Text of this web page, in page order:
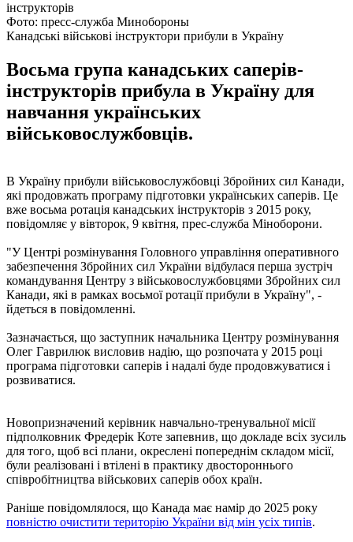
Фото: пресс-служба Минобороны
Канадські військові інструктори прибули в Україну
Восьма група канадських саперів-
інструкторів прибула в Україну для
навчання українських
військовослужбовців.
В Україну прибули військовослужбовці Збройних сил Канади,
які продовжать програму підготовки українських саперів. Це
вже восьма ротація канадських інструкторів з 2015 року,
повідомляє у вівторок, 9 квітня, прес-служба Міноборони.
"У Центрі розмінування Головного управління оперативного
забезпечення Збройних сил України відбулася перша зустріч
командування Центру з військовослужбовцями Збройних сил
Канади, які в рамках восьмої ротації прибули в Україну", -
йдеться в повідомленні.
Зазначається, що заступник начальника Центру розмінування
Олег Гаврилюк висловив надію, що розпочата у 2015 році
програма підготовки саперів і надалі буде продовжуватися і
розвиватися.
Новопризначений керівник навчально-тренувальної місії
підполковник Фредерік Коте запевнив, що докладе всіх зусиль
для того, щоб всі плани, окреслені попереднім складом місії,
були реалізовані і втілені в практику двостороннього
співробітництва військових саперів обох країн.
Раніше повідомлялося, що Канада має намір до 2025 року
повністю очистити територію України від мін усіх типів.